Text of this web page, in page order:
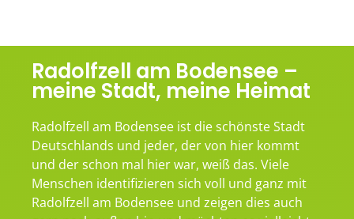
Radolfzell am Bodensee –
meine Stadt, meine Heimat
Radolfzell am Bodensee ist die schönste Stadt
Deutschlands und jeder, der von hier kommt
und der schon mal hier war, weiß das. Viele
Menschen identifizieren sich voll und ganz mit
Radolfzell am Bodensee und zeigen dies auch